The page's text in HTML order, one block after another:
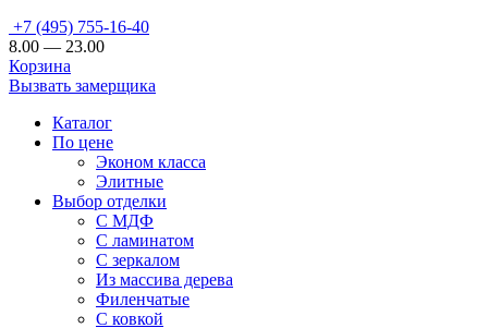
+7 (495) 755-16-40
8.00 — 23.00
Корзина
Вызвать замерщика
Каталог
По цене
Эконом класса
Элитные
Выбор отделки
С МДФ
С ламинатом
С зеркалом
Из массива дерева
Филенчатые
С ковкой